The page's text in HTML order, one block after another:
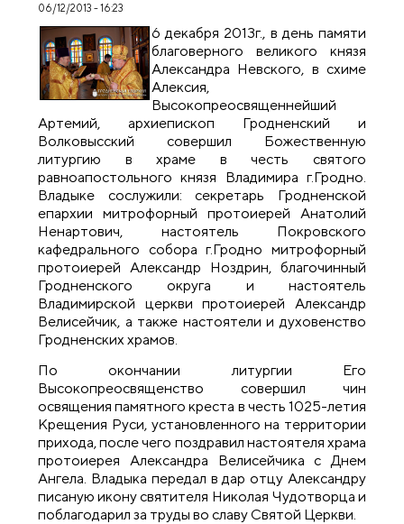
06/12/2013 - 16:23
6 декабря 2013г., в день памяти
благоверного великого князя
Александра Невского, в схиме
Алексия,
Высокопреосвященнейший
Артемий, архиепископ Гродненский и
Волковысский совершил Божественную
литургию в храме в честь святого
равноапостольного князя Владимира г.Гродно.
Владыке сослужили: секретарь Гродненской
епархии митрофорный протоиерей Анатолий
Ненартович, настоятель Покровского
кафедрального собора г.Гродно митрофорный
протоиерей Александр Ноздрин, благочинный
Гродненского округа и настоятель
Владимирской церкви протоиерей Александр
Велисейчик, а также настоятели и духовенство
Гродненских храмов.
По окончании литургии Его
Высокопреосвященство совершил чин
освящения памятного креста в честь 1025-летия
Крещения Руси, установленного на территории
прихода, после чего поздравил настоятеля храма
протоиерея Александра Велисейчика с Днем
Ангела. Владыка передал в дар отцу Александру
писаную икону святителя Николая Чудотворца и
поблагодарил за труды во славу Святой Церкви.